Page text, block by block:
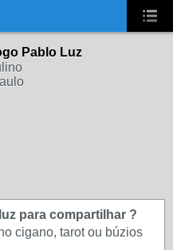
Pablo Luz
para compartilhar ?
cigano, tarot ou búzios